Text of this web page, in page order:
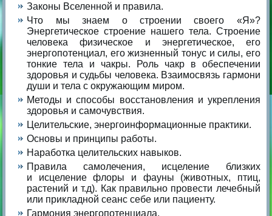
Законы Вселенной и правила.
Что мы знаем о строении своего «Я»?
Энергетическое строение нашего тела. Строение
человека физическое и энергетическое, его
энергопотенциал, его жизненный тонус и силы, его
тонкие тела и чакры. Роль чакр в обеспечении
здоровья и судьбы человека. Взаимосвязь гармони
души и тела с окружающим миром.
Методы и способы восстановления и укрепления
здоровья и самочувствия.
Целительские, энергоинформационные практики.
Основы и принципы работы.
Наработка целительских навыков.
Правила самолечения, исцеление близких
и исцеление флоры и фауны (животных, птиц,
растений и т.д). Как правильно провести лечебный
или прикладной сеанс себе или пациенту.
Гармония энергопотенциала.